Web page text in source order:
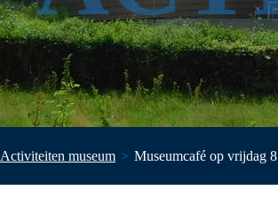
Activiteiten museum Museumcafé op vrijdag